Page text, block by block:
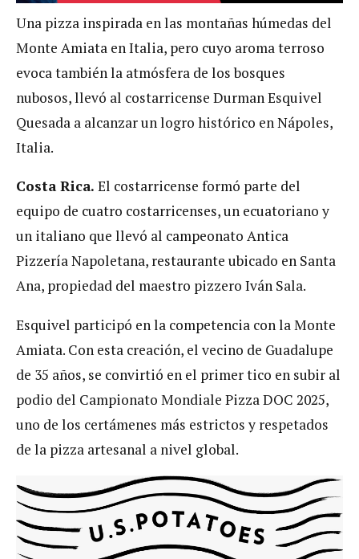
Una pizza inspirada en las montañas húmedas del
Monte Amiata en Italia, pero cuyo aroma terroso
evoca también la atmósfera de los bosques
nubosos, llevó al costarricense Durman Esquivel
Quesada a alcanzar un logro histórico en Nápoles,
Italia.
Costa Rica. El costarricense formó parte del
equipo de cuatro costarricenses, un ecuatoriano y
un italiano que llevó al campeonato Antica
Pizzería Napoletana, restaurante ubicado en Santa
Ana, propiedad del maestro pizzero Iván Sala.
Esquivel participó en la competencia con la Monte
Amiata. Con esta creación, el vecino de Guadalupe
de 35 años, se convirtió en el primer tico en subir al
podio del Campionato Mondiale Pizza DOC 2025,
uno de los certámenes más estrictos y respetados
de la pizza artesanal a nivel global.